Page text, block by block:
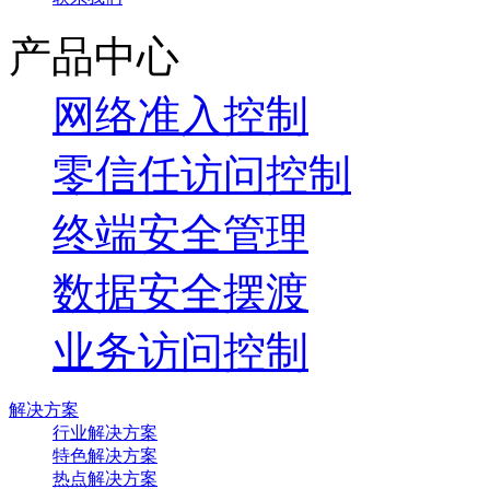
产品中心
网络准入控制
零信任访问控制
终端安全管理
数据安全摆渡
业务访问控制
解决方案
行业解决方案
特色解决方案
热点解决方案